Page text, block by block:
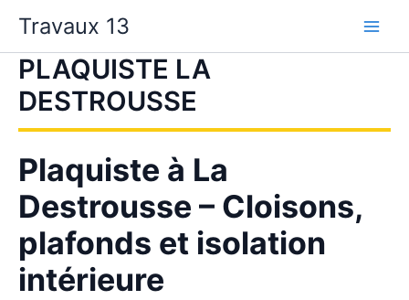
contenu
Travaux 13
PLAQUISTE LA
DESTROUSSE
Plaquiste à La
Destrousse – Cloisons,
plafonds et isolation
intérieure